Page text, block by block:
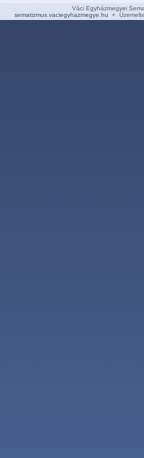
Váci Egyházmegyei
sematizmus.vaciegyhazmegye.hu +